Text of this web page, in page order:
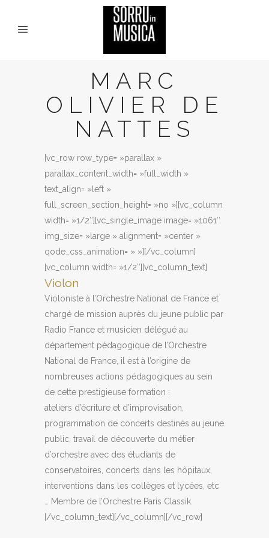
MARC
OLIVIER DE
NATTES
[vc_row row_type= »parallax »
parallax_content_width= »full_width »
text_align= »left »
full_screen_section_height= »no »][vc_column
width= »1/2″][vc_single_image image= »1061″
img_size= »large » alignment= »center »
qode_css_animation= » »][/vc_column]
[vc_column width= »1/2″][vc_column_text]
Violon
Violoniste à l’Orchestre National de France et
chargé de mission auprès du jeune public par
Radio France et musicien délégué au
département pédagogique de l’Orchestre
National de France, il est à l’origine de
nombreuses actions pédagogiques au sein
de cette prestigieuse formation :
ateliers d’écriture et d’improvisation,
programmation de concerts destinés au jeune
public, travail de découverte du métier
d’orchestre avec des étudiants de
conservatoires, concerts dans les hôpitaux,
interventions dans les collèges et lycées, etc
… Membre de l’Orchestre Paris Classik.
[/vc_column_text][/vc_column][/vc_row]